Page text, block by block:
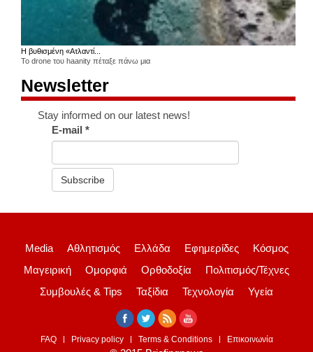
Η βυθισμένη «Ατλαντί...
Το drone του haanity πέταξε πάνω μια
Newsletter
Stay informed on our latest news!
E-mail*
Subscribe
Media Αθλητισμός Ελλάδα Εφημερίδες
Κόσμος
Μαγειρική
Ομορφιά Ορθοδοξία
Πολιτισμός/Τέχνες
Συμβουλές & Tips
Ταξίδια Τεχνολογία Υγεία
FAQ Privacy policy Terms & Conditions Επικοινωνία